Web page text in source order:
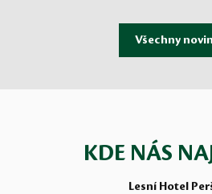
KDE NÁS
Lesní Hotel